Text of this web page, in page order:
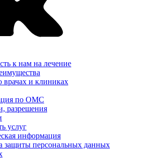
к нам на лечение
и клиниках
по ОМС
разрешения
услуг
информация
защиты персональных данных